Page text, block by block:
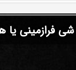
شی فرازمینی یا